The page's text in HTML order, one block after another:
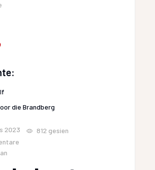
die Brandberg
2023 812 gesien